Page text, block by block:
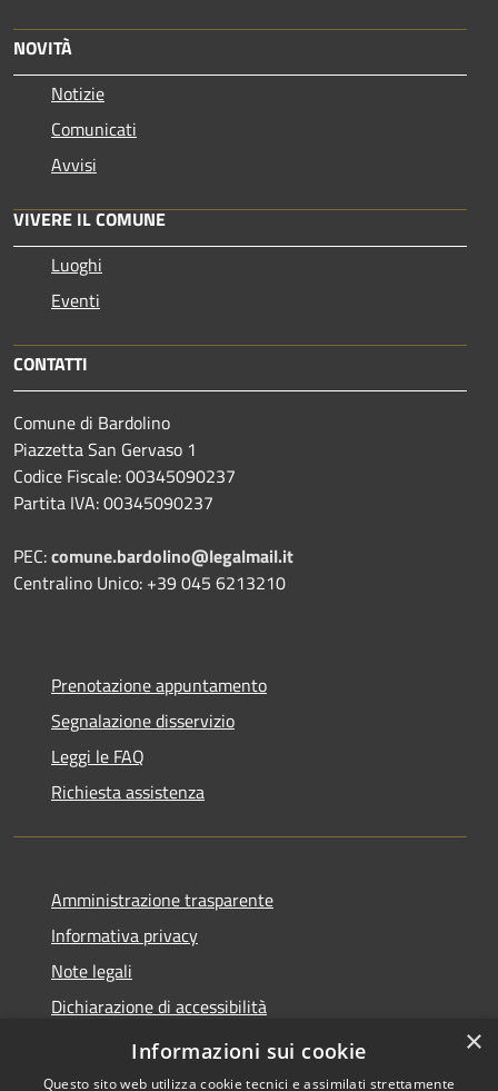
NOVITÀ
Notizie
Comunicati
Avvisi
VIVERE IL COMUNE
Luoghi
Eventi
CONTATTI
Comune di Bardolino
Piazzetta San Gervaso 1
Codice Fiscale: 00345090237
Partita IVA: 00345090237
PEC:comune.bardolino@legalmail.it
Centralino Unico: +39 045 6213210
Prenotazione appuntamento
Segnalazione disservizio
Leggi le FAQ
Richiesta assistenza
Amministrazione trasparente
Informativa privacy
Note legali
Dichiarazione di accessibilità
Link app municipium
×
Informazioni sui cookie
Questo sito web utilizza cookie tecnici e assimilati strettamente